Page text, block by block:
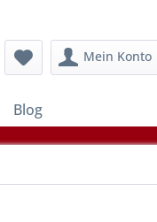
Mein Konto
Blog